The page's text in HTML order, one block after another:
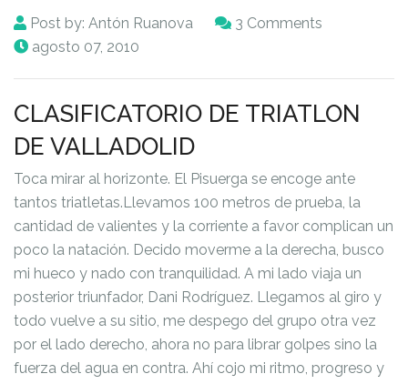
Post by: Antón Ruanova
3 Comments
agosto 07, 2010
CLASIFICATORIO DE TRIATLON
DE VALLADOLID
Toca mirar al horizonte. El Pisuerga se encoge ante
tantos triatletas.Llevamos 100 metros de prueba, la
cantidad de valientes y la corriente a favor complican un
poco la natación. Decido moverme a la derecha, busco
mi hueco y nado con tranquilidad. A mi lado viaja un
posterior triunfador, Dani Rodríguez. Llegamos al giro y
todo vuelve a su sitio, me despego del grupo otra vez
por el lado derecho, ahora no para librar golpes sino la
fuerza del agua en contra. Ahí cojo mi ritmo, progreso y